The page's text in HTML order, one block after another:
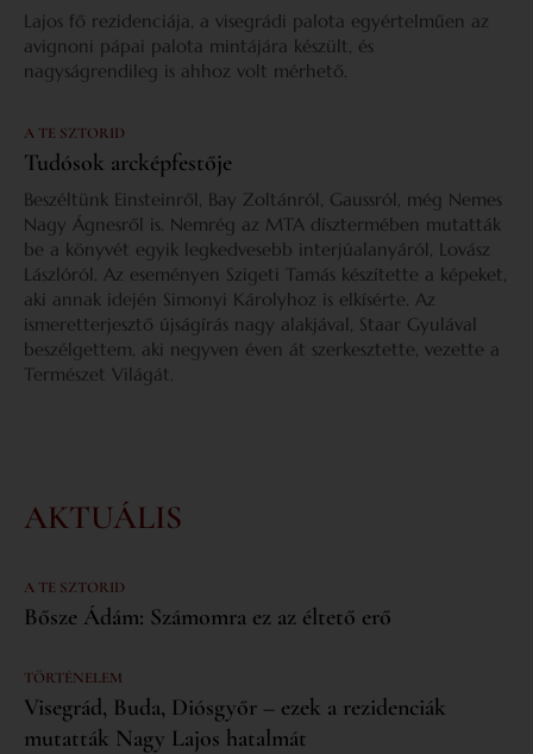
Lajos fő rezidenciája, a visegrádi palota egyértelműen az
avignoni pápai palota mintájára készült, és
nagyságrendileg is ahhoz volt mérhető.
A TE SZTORID
Tudósok arcképfestője
Beszéltünk Einsteinről, Bay Zoltánról, Gaussról, még Nemes
Nagy Ágnesről is. Nemrég az MTA dísztermében mutatták
be a könyvét egyik legkedvesebb interjúalanyáról, Lovász
Lászlóról. Az eseményen Szigeti Tamás készítette a képeket,
aki annak idején Simonyi Károlyhoz is elkísérte. Az
ismeretterjesztő újságírás nagy alakjával, Staar Gyulával
beszélgettem, aki negyven éven át szerkesztette, vezette a
Természet Világát.
AKTUÁLIS
A TE SZTORID
Bősze Ádám: Számomra ez az éltető erő
TÖRTÉNELEM
Visegrád, Buda, Diósgyőr – ezek a rezidenciák
mutatták Nagy Lajos hatalmát